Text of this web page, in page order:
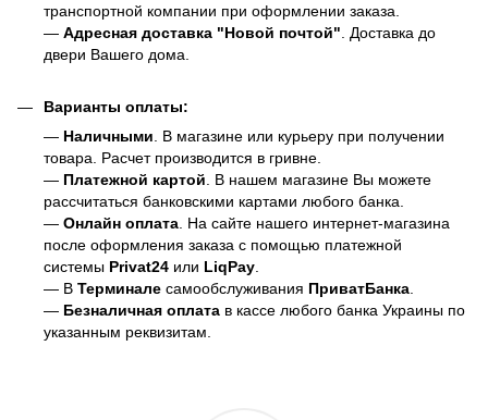
транспортной компании при оформлении заказа.
— Адресная доставка "Новой почтой" . Доставка до
двери Вашего дома.
Варианты оплаты:
— Наличными . В магазине или курьеру при получении
товара. Расчет производится в гривне.
— Платежной картой . В нашем магазине Вы можете
рассчитаться банковскими картами любого банка.
— Онлайн оплата . На сайте нашего интернет-магазина
после оформления заказа с помощью платежной
системы Privat24 или LiqPay
— В Терминале самообслуживания ПриватБанка
— Безналичная оплата в кассе любого банка Украины по
указанным реквизитам.